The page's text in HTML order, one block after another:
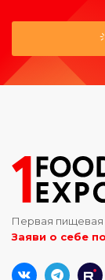
Первая пищевая
Заяви о себе